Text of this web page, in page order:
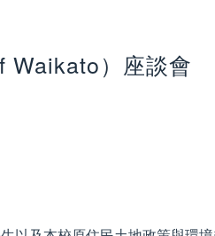
Waikato）座談會